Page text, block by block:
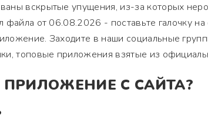
вскрытые упущения, из-за которых
файла от 06.08.2026 - поставьте галочку
Заходите в наши социальные
топовые приложения взятые из
С САЙТА?